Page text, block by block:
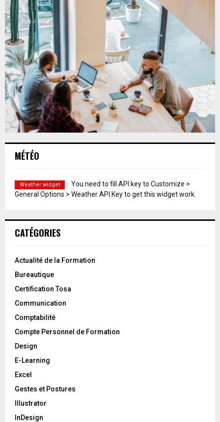
MÉTÉO
Weather widget
You need to fill API key to Customize >
General Options > Weather API Key to get this widget work.
CATÉGORIES
Actualité de la Formation
Bureautique
Certification Tosa
Communication
Comptabilité
Compte Personnel de Formation
Design
E-Learning
Excel
Gestes et Postures
Illustrator
InDesign